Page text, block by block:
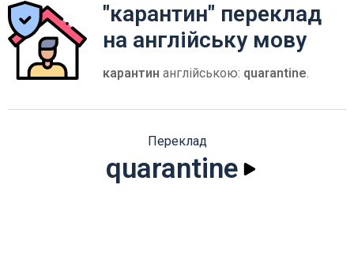
"карантин" переклад
на англійську мову
карантин англійською: quarantine.
Переклад
quarantine